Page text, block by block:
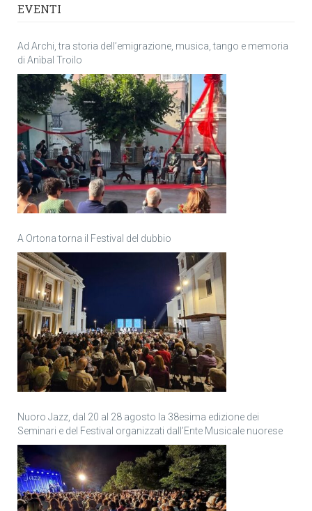
EVENTI
Ad Archi, tra storia dell’emigrazione, musica, tango e memoria
di Anìbal Troilo
A Ortona torna il Festival del dubbio
Nuoro Jazz, dal 20 al 28 agosto la 38esima edizione dei
Seminari e del Festival organizzati dall’Ente Musicale nuorese